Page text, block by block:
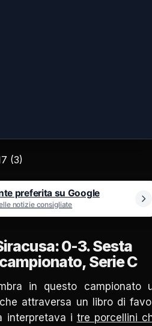
preferita su Google
notizie consigliate
0-3. Sesta
Serie C
in questo campionato
attraversa un libro di
interpretava i tre porcellini